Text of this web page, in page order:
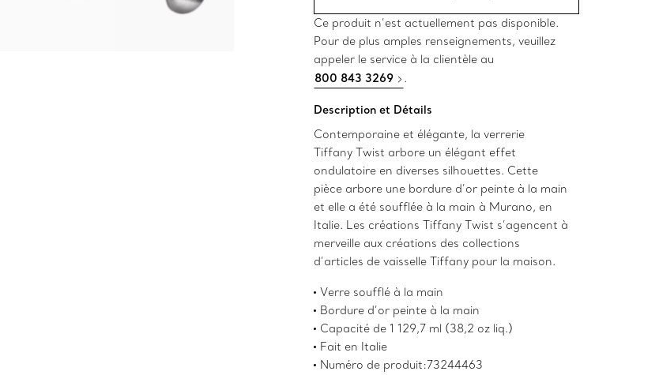
Ce produit n’est actuellement pas disponible.
Pour de plus amples renseignements, veuillez
appeler le service à la clientèle au
800 843 3269
.
Description et Détails
Contemporaine et élégante, la verrerie
Tiffany Twist arbore un élégant effet
ondulatoire en diverses silhouettes. Cette
pièce arbore une bordure d’or peinte à la main
et elle a été soufflée à la main à Murano, en
Italie. Les créations Tiffany Twist s’agencent à
merveille aux créations des collections
d’articles de vaisselle Tiffany pour la maison.
Verre soufflé à la main
Bordure d’or peinte à la main
Capacité de 1 129,7 ml (38,2 oz liq.)
Fait en Italie
Numéro de produit:73244463